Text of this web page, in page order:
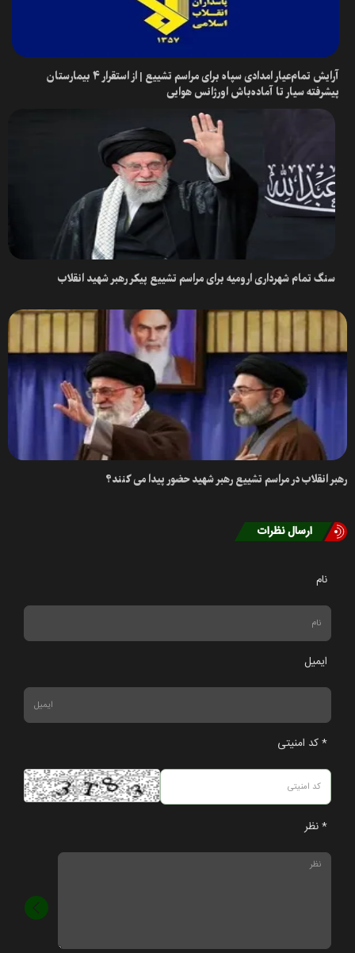
آرایش تمام‌عیار امدادی سپاه برای مراسم تشییع | از استقرار ۴ بیمارستان
پیشرفته سیار تا آماده‌باش اورژانس هوایی
سنگ تمام شهرداری ارومیه برای مراسم تشییع پیکر رهبر شهید انقلاب
رهبر انقلاب در مراسم تشییع رهبر شهید حضور پیدا می کنند؟
ارسال نظرات
نام
ایمیل
* کد امنیتی
* نظر